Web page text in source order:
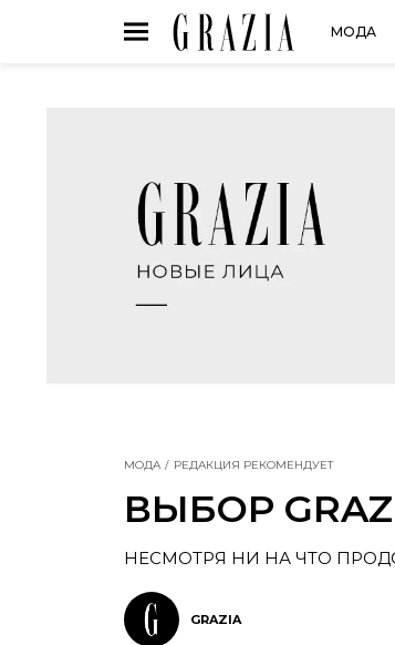
МОДА
МОДА РЕДАКЦИЯ РЕКОМЕНДУЕТ
ВЫБОР
НЕСМОТРЯ НИ НА ЧТО
GRAZIA